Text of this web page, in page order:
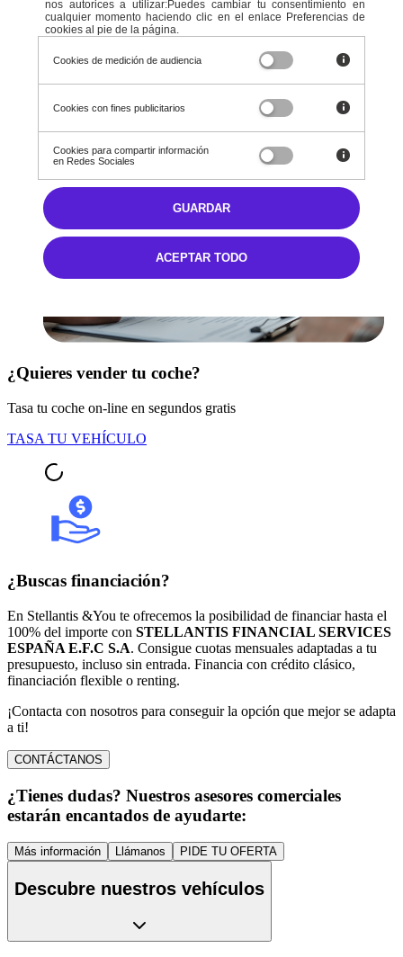
Ningún vehículo seleccionado
Ver todos
Nuestros servicios
¿Quieres vender tu coche?
Tasa tu coche on-line en segundos gratis
TASA TU VEHÍCULO
¿Buscas financiación?
En Stellantis &You te ofrecemos la posibilidad de financiar hasta el
100% del importe con STELLANTIS FINANCIAL SERVICES
ESPAÑA E.F.C S.A. Consigue cuotas mensuales adaptadas a tu
presupuesto, incluso sin entrada. Financia con crédito clásico,
financiación flexible o renting.
¡Contacta con nosotros para conseguir la opción que mejor se adapta
a ti!
CONTÁCTANOS
¿Tienes dudas? Nuestros asesores comerciales
estarán encantados de ayudarte:
Más información Llámanos PIDE TU OFERTA
Descubre nuestros vehículos
nos autorices a utilizar:Puedes cambiar tu consentimiento en
cualquier momento haciendo clic en el enlace Preferencias de
cookies al pie de la página.
Cookies de medición de audiencia
Cookies con fines publicitarios
Cookies para compartir información
en Redes Sociales
ACEPTAR TODO
GUARDAR